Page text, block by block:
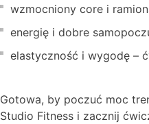
wzmocniony core i
energię i dobre
elastyczność i wygodę –
Gotowa, by poczuć moc
Studio Fitness i zacznij